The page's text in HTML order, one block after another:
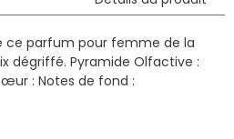
ce parfum pour femme de la
dégriffé. Pyramide Olfactive :
: Notes de fond :